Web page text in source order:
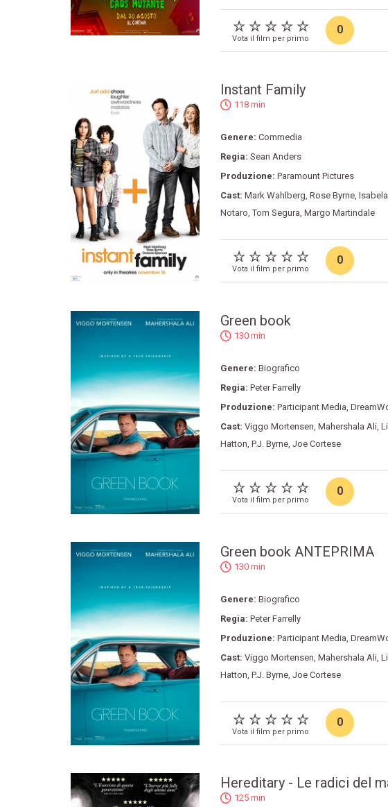
Vota il film per primo
0
Instant Family
118 min
Genere: Commedia
Regia: Sean Anders
Produzione: Paramount Pictures
Cast: Mark Wahlberg, Rose Byrne,
Notaro,Tom Segura, Margo Martindale
Vota il film per primo
0
Green book
130 min
Genere: Biografico
Regia: Peter Farrelly
Produzione: Participant Media,
Cast: Viggo Mortensen, Mahershala Ali,
Hatton, P.J. Byrne, Joe Cortese
Vota il film per primo
0
Green book ANTEPRIMA
130 min
Genere: Biografico
Regia: Peter Farrelly
Produzione: Participant Media,
Cast: Viggo Mortensen, Mahershala Ali,
Hatton, P.J. Byrne, Joe Cortese
Vota il film per primo
0
Hereditary - Le radici del
125 min